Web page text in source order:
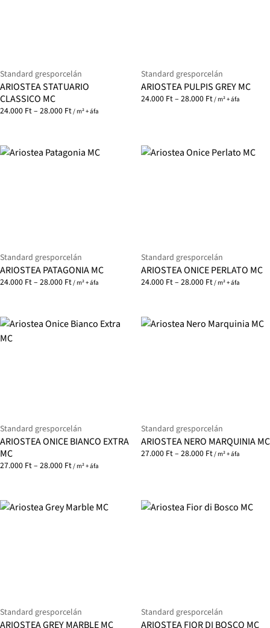
Standard gresporcelán
ARIOSTEA STATUARIO
CLASSICO MC
24.000 Ft– 28.000 Ft/ m² + áfa
Standard gresporcelán
ARIOSTEA PULPIS GREY MC
24.000 Ft– 28.000 Ft/ m² + áfa
Standard gresporcelán
ARIOSTEA PATAGONIA MC
24.000 Ft– 28.000 Ft/ m² + áfa
Standard gresporcelán
ARIOSTEA ONICE PERLATO MC
24.000 Ft– 28.000 Ft/ m² + áfa
Standard gresporcelán
ARIOSTEA ONICE BIANCO EXTRA
MC
27.000 Ft– 28.000 Ft/ m² + áfa
Standard gresporcelán
ARIOSTEA NERO MARQUINIA MC
27.000 Ft– 28.000 Ft/ m² + áfa
Standard gresporcelán
ARIOSTEA GREY MARBLE MC
Standard gresporcelán
ARIOSTEA FIOR DI BOSCO MC